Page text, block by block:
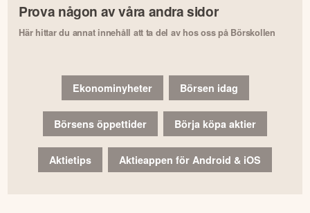
Prova någon av våra andra sidor
Här hittar du annat innehåll att ta del av hos oss på Börskollen
Ekonominyheter Börsen idag
Börsens öppettider Börja köpa aktier
Aktietips Aktieappen för Android & iOS